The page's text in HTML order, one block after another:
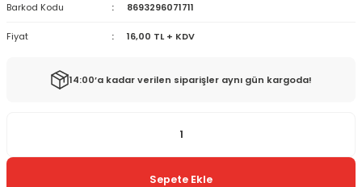
Barkod Kodu 8693296071711
Fiyat 16,00 TL + KDV
14:00’a kadar verilen siparişler aynı gün kargoda!
Sepete Ekle